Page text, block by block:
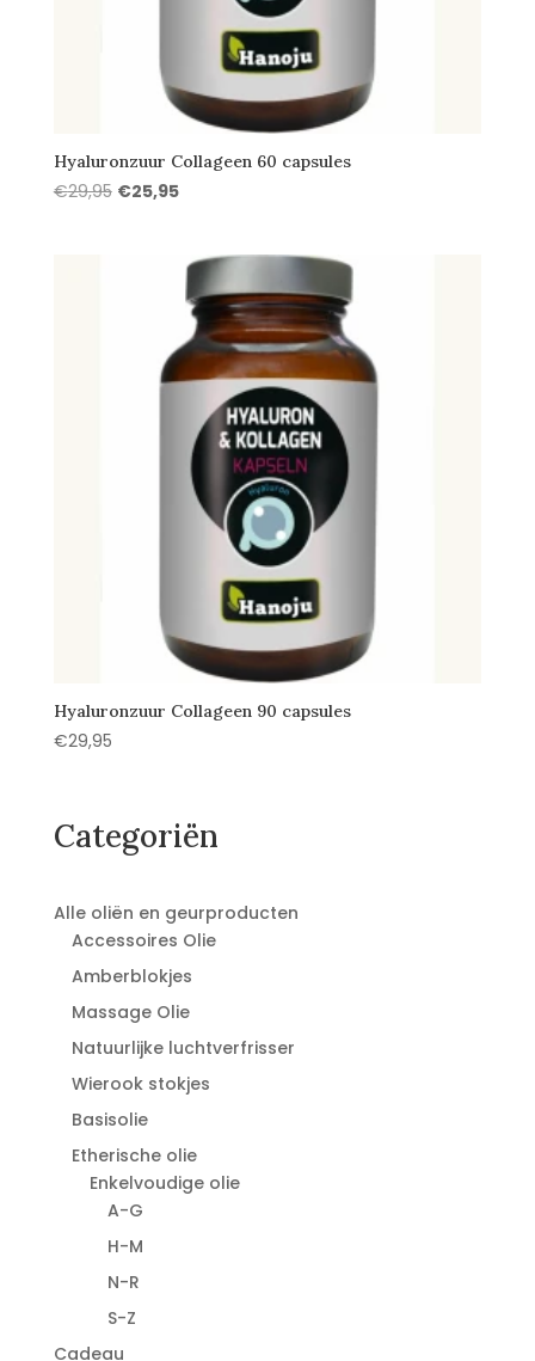
Hyaluronzuur Collageen 60 capsules
€29,95 Oorspronkelijke
€25,95Huidige
€25,95.
Hyaluronzuur Collageen 90 capsules
€29,95
Categoriën
Alle oliën en geurproducten
Accessoires Olie
Amberblokjes
Massage Olie
Natuurlijke luchtverfrisser
Wierook stokjes
Basisolie
Etherische olie
Enkelvoudige olie
A-G
H-M
N-R
S-Z
Cadeau